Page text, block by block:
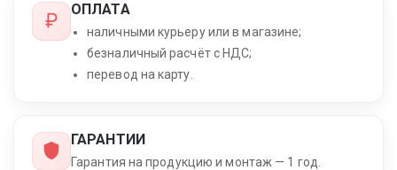
ОПЛАТА
наличными курьеру или в магазине;
безналичный расчёт с НДС;
перевод на карту.
ГАРАНТИИ
Гарантия на продукцию и монтаж — 1 год.